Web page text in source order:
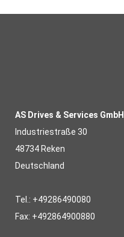
AS Drives & Services GmbH
Industriestraße 30
48734 Reken
Deutschland
Tel.: +49286490080
Fax: +492864900880